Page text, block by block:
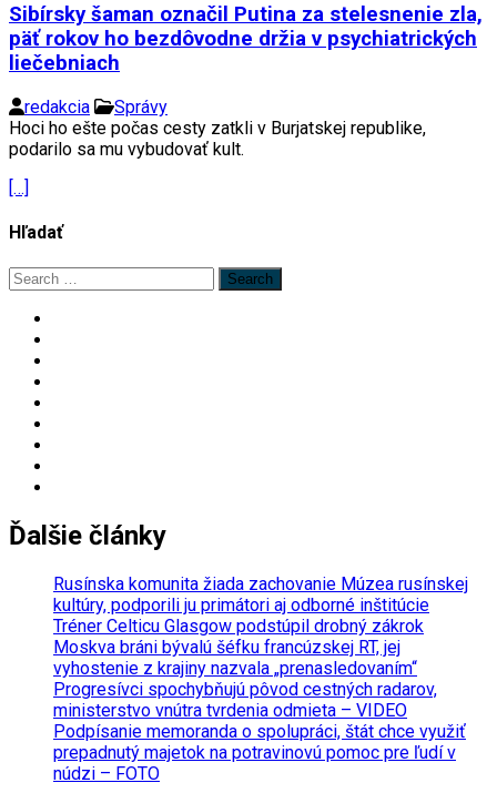
Sibírsky šaman označil Putina za stelesnenie zla,
päť rokov ho bezdôvodne držia v psychiatrických
liečebniach
redakcia
Správy
Hoci ho ešte počas cesty zatkli v Burjatskej republike,
podarilo sa mu vybudovať kult.
[…]
Hľadať
Search
for:
Ďalšie články
Rusínska komunita žiada zachovanie Múzea rusínskej
kultúry, podporili ju primátori aj odborné inštitúcie
Tréner Celticu Glasgow podstúpil drobný zákrok
Moskva bráni bývalú šéfku francúzskej RT, jej
vyhostenie z krajiny nazvala „prenasledovaním“
Progresívci spochybňujú pôvod cestných radarov,
ministerstvo vnútra tvrdenia odmieta – VIDEO
Podpísanie memoranda o spolupráci, štát chce využiť
prepadnutý majetok na potravinovú pomoc pre ľudí v
núdzi – FOTO